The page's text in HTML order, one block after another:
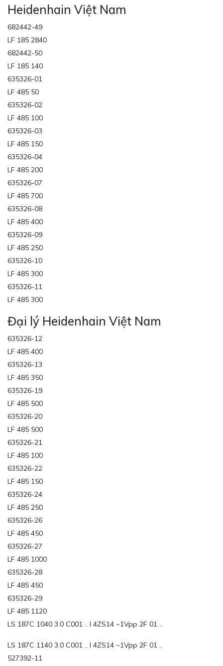
Heidenhain Việt Nam
682442-49
LF 185 2840
682442-50
LF 185 140
635326-01
LF 485 50
635326-02
LF 485 100
635326-03
LF 485 150
635326-04
LF 485 200
635326-07
LF 485 700
635326-08
LF 485 400
635326-09
LF 485 250
635326-10
LF 485 300
635326-11
LF 485 300
Đại lý Heidenhain Việt Nam
635326-12
LF 485 400
635326-13
LF 485 350
635326-19
LF 485 500
635326-20
LF 485 500
635326-21
LF 485 100
635326-22
LF 485 150
635326-24
LF 485 250
635326-26
LF 485 450
635326-27
LF 485 1000
635326-28
LF 485 450
635326-29
LF 485 1120
LS 187C 1040 3.0 C001 .. I 4ZS14 ~1Vpp 2F 01 ..
LS 187C 1140 3.0 C001 .. I 4ZS14 ~1Vpp 2F 01 ..
527392-11